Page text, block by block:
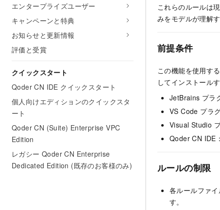
エンタープライズユーザー
キャンペーンと特典
お知らせと更新情報
評価と受賞
クイックスタート
Qoder CN IDE クイックスタート
個人向けエディションのクイックスタ
ート
Qoder CN (Suite) Enterprise VPC
Edition
レガシー Qoder CN Enterprise
Dedicated Edition (既存のお客様のみ)
これらのルールは
みをモデルが理解
前提条件
この機能を使用する
してインストール
JetBrains プラ
VS Code プラ
Visual Studio
Qoder CN IDE
ルールの制限
各ルールファ
す。